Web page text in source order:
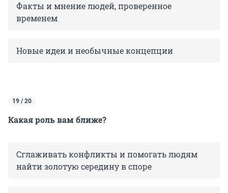
Факты и мнение людей, проверенное
временем
Новые идеи и необычные концепции
19 / 20
Какая роль вам ближе?
Сглаживать конфликты и помогать людям
найти золотую середину в споре